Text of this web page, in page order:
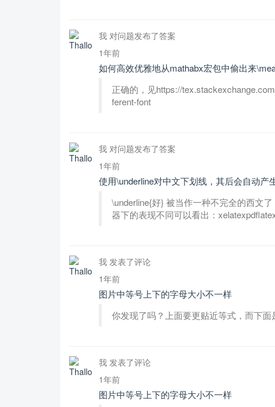
我 对问题发布了答案
1年前
如何高效优雅地从mathabx宏包中偷出来
正确的，见https://
ferent-font
我 对问题发布了答案
1年前
使用\underline对中文下划线，其后会自动产
\underline{好} 被当作一种不完全的西文
器下的表现不同可以看出：
我 发表了评论
1年前
图片中等号上下的字母大小不一样
你发现了吗？上面要更贴近等式，而下
我 发表了评论
1年前
图片中等号上下的字母大小不一样